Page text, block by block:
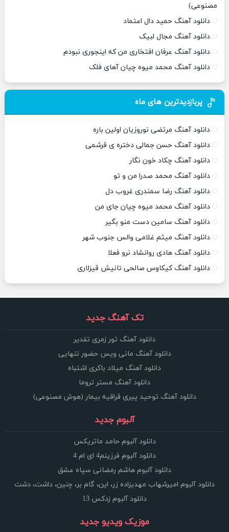
مصنوعی)
دانلود آهنگ حمید دال اعتماد
دانلود آهنگ مجال لبیک
دانلود آهنگ عرفان افتخاری من که اینجوری نبودم
دانلود آهنگ محمد میوه چیان آهای فلک
پربازدیدترین های ماه
دانلود آهنگ مرتضی نوروزیان اولین باره
دانلود آهنگ حسن جمالی دختره ی قرشمی
دانلود آهنگ چکاد خون نگار
دانلود آهنگ محمد صدرا من و تو
دانلود آهنگ رضا سمندری غروب دل
دانلود آهنگ محمد میوه چیان جای من
دانلود آهنگ سامین دست منو بگیر
دانلود آهنگ میثم غلامی والس جنوب شهر
دانلود آهنگ هادی روانشاد نرو فعلا
دانلود آهنگ کیکاوس صالحی تانیش قیزلاری
تک آهنگ جدید
دانلود آهنگ تور زمری تقدیر
دانلود آهنگ مانی ویس حضور تنهایی
دانلود آهنگ میلاد باکری اشتباه
دانلود آهنگ مستر تروما
دانلود آهنگ توحید پیری قراقیه بیمار (هوش مصنوعی)
آلبوم جدید
دانلود آلبوم حامد ماتریکس
دانلود آلبوم فرزینم4 ای ام 4
دانلود آلبوم هاشم رمضانی سپاه عشق
دانلود آلبوم امیرشهاب مهدیزاده زر، این، گام بر، چنین، داشت، دشت
دانلود آلبوم زدکس 13
موزیک ویدیو جدید